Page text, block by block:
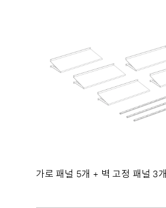
가로 패널 5개 + 벽 고정 패널 3개